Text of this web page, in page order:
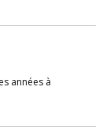
années à